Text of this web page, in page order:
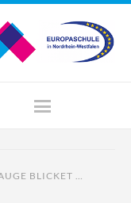
BLICKET …